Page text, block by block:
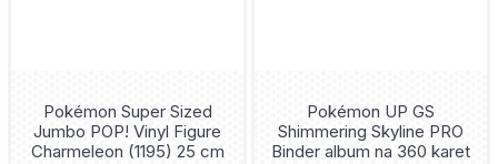
Pokémon Super Sized
Jumbo POP! Vinyl Figure
Charmeleon (1195) 25 cm
Pokémon UP GS
Shimmering Skyline PRO
Binder album na 360 karet